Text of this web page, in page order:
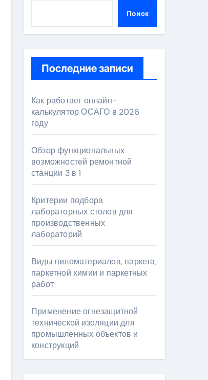
Поиск
Последние записи
Как работает онлайн-
калькулятор ОСАГО в 2026
году
Обзор функциональных
возможностей ремонтной
станции 3 в 1
Критерии подбора
лабораторных столов для
производственных
лабораторий
Виды пиломатериалов, паркета,
паркетной химии и паркетных
работ
Применение огнезащитной
технической изоляции для
промышленных объектов и
конструкций